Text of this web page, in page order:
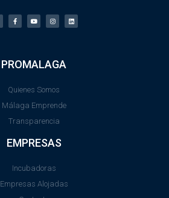
PROMALAGA
Quienes Somos
Málaga Emprende
Transparencia
EMPRESAS
Incubadoras
Empresas Alojadas